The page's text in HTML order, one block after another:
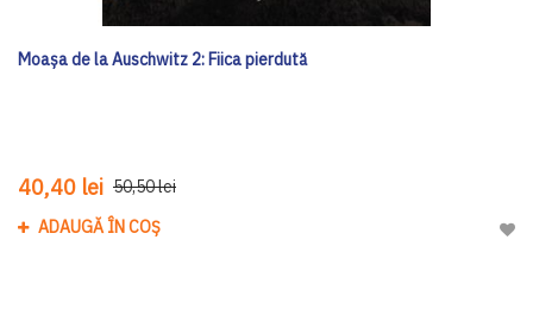
Moașa de la Auschwitz 2: Fiica pierdută
40,40 lei 50,50 lei
ADAUGĂ ÎN COȘ